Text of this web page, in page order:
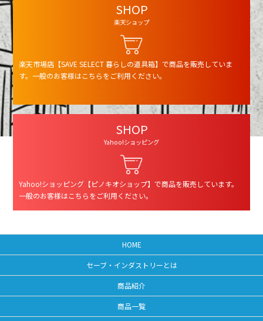
SHOP
楽天ショップ
楽天市場店【SAVE SELECT 暮らしの道具箱】で商品を販売していま
す。一般のお客様はこちらをご利用ください。
SHOP
Yahoo!ショッピング
Yahoo!ショッピング【ピノキオショップ】で商品を販売しています。
一般のお客様はこちらをご利用ください。
HOME
セーブ・インダストリーとは
商品紹介
商品一覧